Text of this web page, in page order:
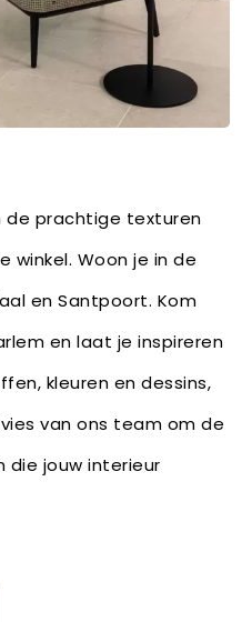
de prachtige texturen
winkel. Woon je in de
en Santpoort. Kom
en laat je inspireren
kleuren en dessins,
van ons team om de
die jouw interieur